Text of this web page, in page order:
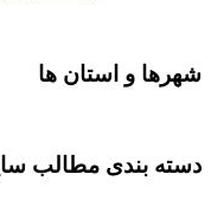
شهرها و استان ها
دسته بندی مطالب